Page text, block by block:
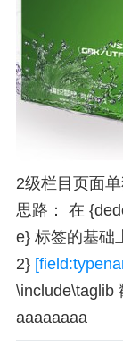
2级栏目页面
思路： 在
e} 标签的基础
2}
\include\taglib
aaaaaaaa